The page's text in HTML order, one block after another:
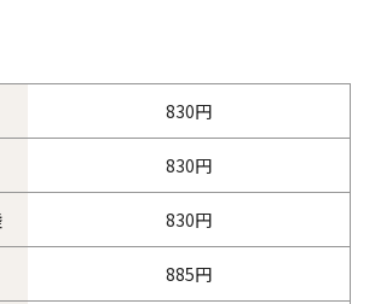
830円
830円
830円
885円